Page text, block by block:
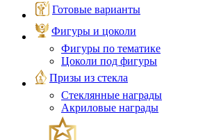
Готовые варианты
Фигуры и цоколи
Фигуры по тематике
Цоколи под фигуры
Призы из стекла
Стеклянные награды
Акриловые награды